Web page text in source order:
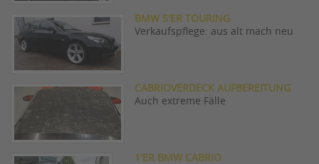
BMW 5'ER TOURING
Verkaufspflege: aus alt mach neu
CABRIOVERDECK AUFBEREITUNG
Auch extreme Fälle
1'ER BMW CABRIO